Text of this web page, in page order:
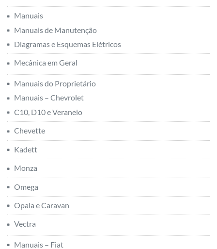
Manuais
Manuais de Manutenção
Diagramas e Esquemas Elétricos
Mecânica em Geral
Manuais do Proprietário
Manuais – Chevrolet
C10, D10 e Veraneio
Chevette
Kadett
Monza
Omega
Opala e Caravan
Vectra
Manuais – Fiat